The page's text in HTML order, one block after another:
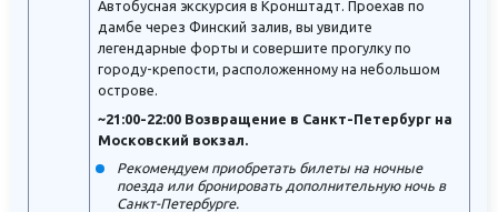
Автобусная экскурсия в Кронштадт. Проехав по
дамбе через Финский залив, вы увидите
легендарные форты и совершите прогулку по
городу-крепости, расположенному на небольшом
острове.
~21:00-22:00 Возвращение в Санкт-Петербург на
Московский вокзал.
Рекомендуем приобретать билеты на ночные
поезда или бронировать дополнительную ночь в
Санкт-Петербурге.